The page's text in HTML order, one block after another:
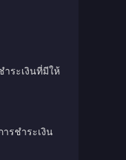
ระเงินที่มีให้
รชำระเงิน